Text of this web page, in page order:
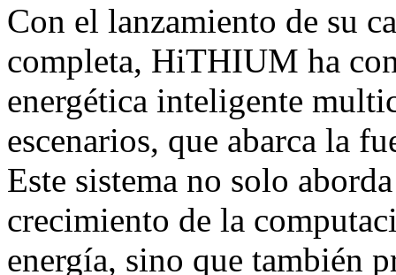
Con el lanzamiento de su
completa, HiTHIUM ha
energética inteligente
escenarios, que abarca la
Este sistema no solo
crecimiento de la
energía, sino que también